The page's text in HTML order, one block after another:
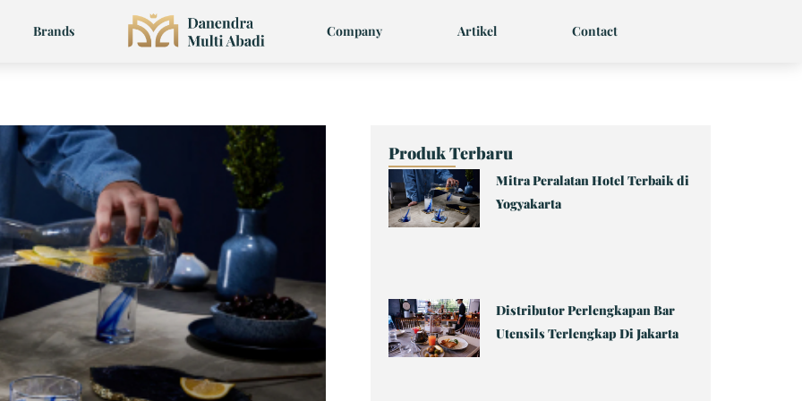
Brands Company Artikel Contact
Produk Terbaru
Mitra Peralatan Hotel Terbaik di
Yogyakarta
Distributor Perlengkapan Bar
Utensils Terlengkap Di Jakarta
PagePagePagePagePage